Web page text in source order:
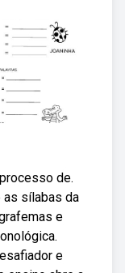
de.
sílabas da
e
e